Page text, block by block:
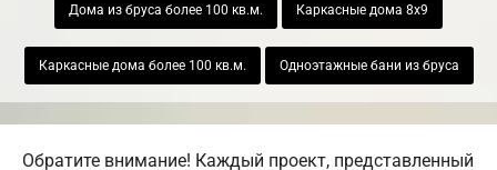
Дома из бруса более 100 кв.м. Каркасные дома 8х9
Каркасные дома более 100 кв.м. Одноэтажные бани из бруса
Обратите внимание! Каждый проект, представленный